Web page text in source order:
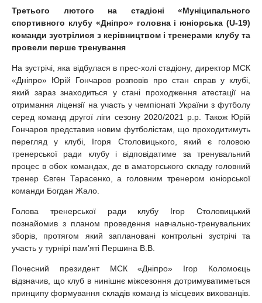
Третього лютого на стадіоні «Муніципального
спортивного клубу «Дніпро» головна і юніорська (U-19)
команди зустрілися з керівництвом і тренерами клубу та
провели перше тренування
На зустрічі, яка відбулася в прес-холі стадіону, директор МСК
«Дніпро» Юрій Гончаров розповів про стан справ у клубі,
який зараз знаходиться у стані проходження атестації на
отримання ліцензії на участь у чемпіонаті України з футболу
серед команд другої ліги сезону 2020/2021 р.р. Також Юрій
Гончаров представив новим футболістам, що проходитимуть
перегляд у клубі, Ігоря Столовицького, який є головою
тренерської ради клубу і відповідатиме за тренувальний
процес в обох командах, де в аматорського складу головний
тренер Євген Тарасенко, а головним тренером юніорської
команди Богдан Жало.
Голова тренерської ради клубу Ігор Столовицький
познайомив з планом проведення навчально-тренувальних
зборів, протягом який заплановані контрольні зустрічі та
участь у турнірі пам’яті Першина В.В.
Почесний президент МСК «Дніпро» Ігор Коломоєць
відзначив, що клуб в нинішнє міжсезоння дотримуватиметься
принципу формування складів команд із місцевих вихованців.